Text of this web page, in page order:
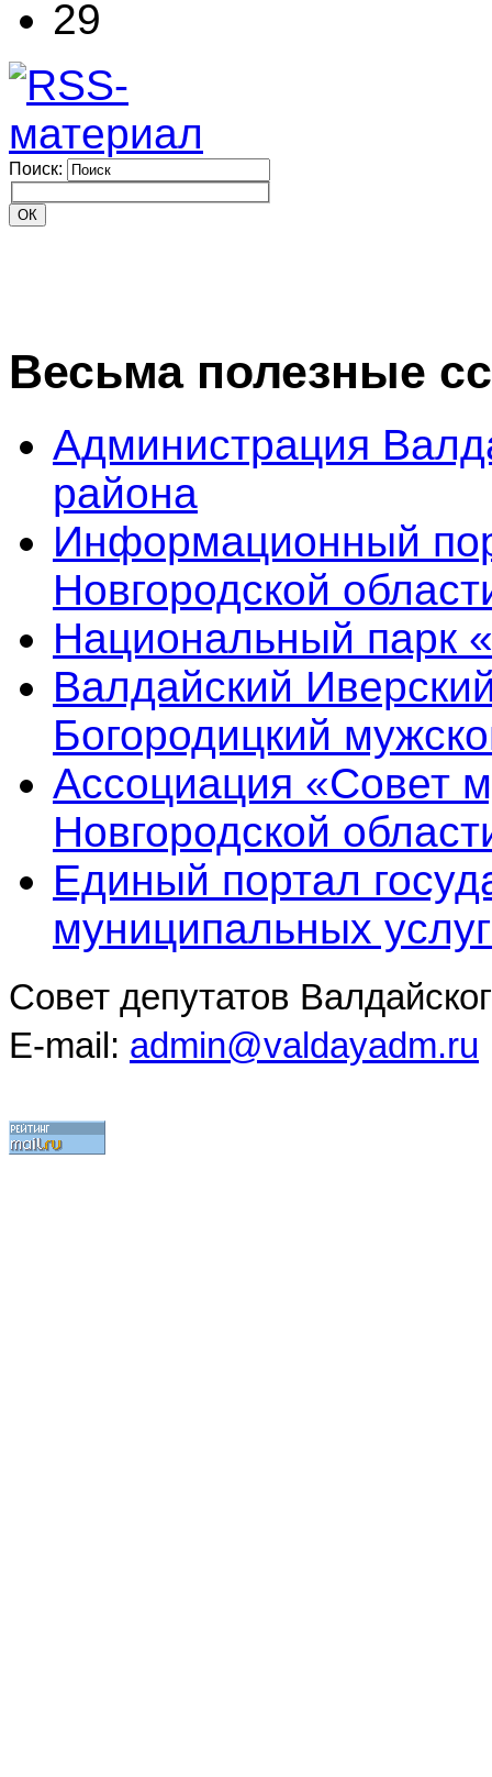
29
Поиск:
Весьма полезные
Администрация
района
Информационный
Новгородской
Национальный парк
Валдайский
Богородицкий
Ассоциация «Совет
Новгородской
Единый портал
муниципальных
Совет депутатов
E-mail: admin@valdayadm.ru